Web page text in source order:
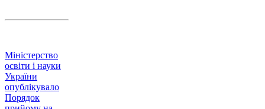
Міністерство
освіти і науки
України
опублікувало
Порядок